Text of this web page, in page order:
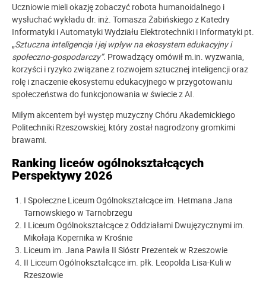
Uczniowie mieli okazję zobaczyć robota humanoidalnego i
wysłuchać wykładu dr. inż. Tomasza Żabińskiego z Katedry
Informatyki i Automatyki Wydziału Elektrotechniki i Informatyki pt.
„Sztuczna inteligencja i jej wpływ na ekosystem edukacyjny i
społeczno-gospodarczy”. Prowadzący omówił m.in. wyzwania,
korzyści i ryzyko związane z rozwojem sztucznej inteligencji oraz
rolę i znaczenie ekosystemu edukacyjnego w przygotowaniu
społeczeństwa do funkcjonowania w świecie z AI.
Miłym akcentem był występ muzyczny Chóru Akademickiego
Politechniki Rzeszowskiej, który został nagrodzony gromkimi
brawami.
Ranking liceów ogólnokształcących
Perspektywy 2026
I Społeczne Liceum Ogólnokształcące im. Hetmana Jana
Tarnowskiego w Tarnobrzegu
I Liceum Ogólnokształcące z Oddziałami Dwujęzycznymi im.
Mikołaja Kopernika w Krośnie
Liceum im. Jana Pawła II Sióstr Prezentek w Rzeszowie
II Liceum Ogólnokształcące im. płk. Leopolda Lisa-Kuli w
Rzeszowie